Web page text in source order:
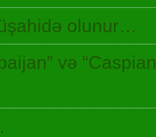
olunur…
və “Caspian